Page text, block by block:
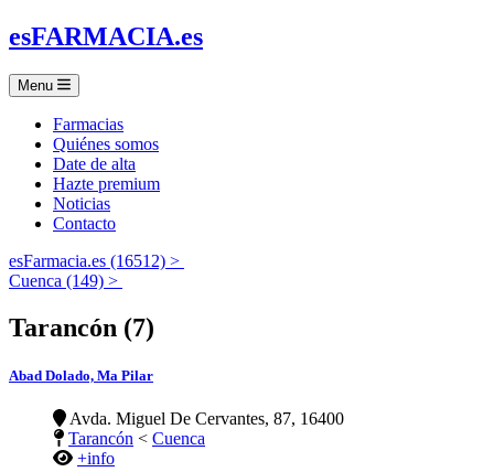
esFARMACIA.es
Menu
Farmacias
Quiénes somos
Date de alta
Hazte premium
Noticias
Contacto
esFarmacia.es (16512) >
Cuenca (149) >
Tarancón (7)
Abad Dolado, Ma Pilar
Avda. Miguel De Cervantes, 87, 16400
Tarancón < Cuenca
+info